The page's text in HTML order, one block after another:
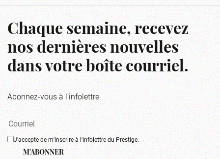
Chaque semaine, recevez
nos dernières nouvelles
dans votre boîte courriel.
Abonnez-vous à l'infolettre
J'accepte de m'inscrire à l'infolettre du Prestige.
M'ABONNER